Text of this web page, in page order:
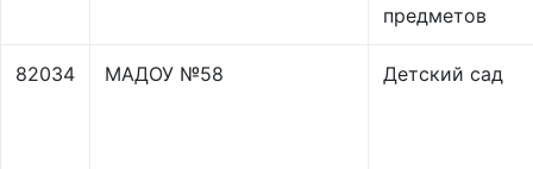
предметов
82034 МАДОУ №58 Детский сад